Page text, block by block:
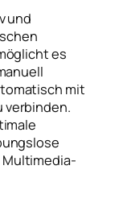
und
es
mit
verbinden.